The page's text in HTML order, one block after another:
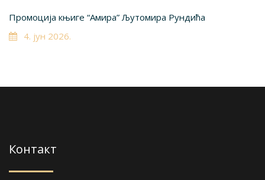
Промоција књиге “Амира” Љутомира Рундића
4. јун 2026.
Контакт